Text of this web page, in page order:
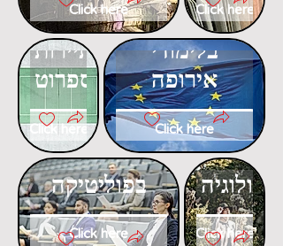
Click here Click here
דוקטורט
בתיירות
ספרוט
Click here
דוקטורט
בלימודי
אירופה
Click here
דוקטורט
בפוליטיקה
Click here
דוקטורט
באקולוגיה
Click here